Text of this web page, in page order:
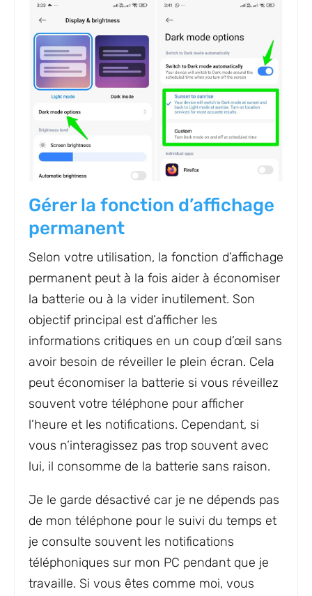
Gérer la fonction d’affichage
permanent
Selon votre utilisation, la fonction d’affichage
permanent peut à la fois aider à économiser
la batterie ou à la vider inutilement. Son
objectif principal est d’afficher les
informations critiques en un coup d’œil sans
avoir besoin de réveiller le plein écran. Cela
peut économiser la batterie si vous réveillez
souvent votre téléphone pour afficher
l’heure et les notifications. Cependant, si
vous n’interagissez pas trop souvent avec
lui, il consomme de la batterie sans raison.
Je le garde désactivé car je ne dépends pas
de mon téléphone pour le suivi du temps et
je consulte souvent les notifications
téléphoniques sur mon PC pendant que je
travaille. Si vous êtes comme moi, vous